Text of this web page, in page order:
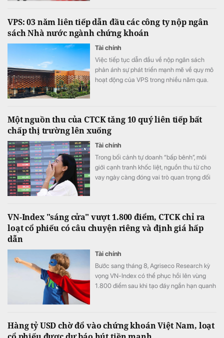
VPS: 03 năm liên tiếp dẫn đầu các công ty nộp ngân
sách Nhà nước ngành chứng khoán
Tài chính
Việc tiếp tục dẫn đầu về nộp ngân sách
phản ánh sự phát triển mạnh mẽ về quy mô
hoạt động của VPS trong nhiều năm qua.
Một nguồn thu của CTCK tăng 10 quý liên tiếp bất
chấp thị trường lên xuống
Tài chính
Trong bối cảnh tự doanh “bấp bênh”, môi
giới cạnh tranh khốc liệt, nguồn thu từ cho
vay ngày càng đóng vai trò quan trọng đối
VN-Index "sáng cửa" vượt 1.800 điểm, CTCK chỉ ra
loạt cổ phiếu có câu chuyện riêng và định giá hấp
dẫn
Tài chính
Bước sang tháng 8, Agriseco Research kỳ
vọng VN-Index có thể phục hồi lên vùng
1.800 điểm sau khi tạo đáy ngắn hạn quanh
Hàng tỷ USD chờ đổ vào chứng khoán Việt Nam, loạt